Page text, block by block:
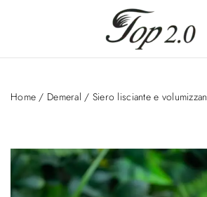
Home / Demeral / Siero lisciante e